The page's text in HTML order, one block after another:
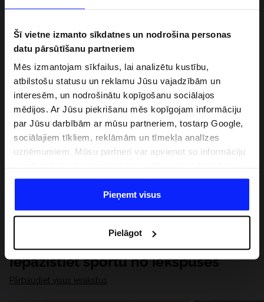
Šī vietne izmanto sīkdatnes un nodrošina personas
datu pārsūtīšanu partneriem
Mēs izmantojam sīkfailus, lai analizētu kustību,
atbilstošu statusu un reklamu Jūsu vajadzībām un
interesēm, un nodrošinātu kopīgošanu sociālajos
mēdijos. Ar Jūsu piekrišanu mēs kopīgojam informāciju
par Jūsu darbībām ar mūsu partneriem, tostarp Google,
sociālajiem tīkliem, reklāmām un tīmekļa analīzes
uzņēmumiem. Mūsu partneri var apvienot so informāciju
datiem, ko viņi iegūst, izmantojot viņu pakalpojumus. Ar
Jūsu atļauju, mēs varam pārsūtīt Jūsu personas datus
saviem partneriem, lai uzlabotu veidu, kadā tiek rādīta
saturu un uzlabotu mūsu partneru piedāvātos risinajumus
( piem. socialos tīklus). Detalizētu informāciju var atrast
mūsu Privātuma politikā un sadaļā "Detaļas".
Pieņemt visus
Pielāgot
Iepazīstiet sportu no iekšpuses
Pārbaudiet visus ierakstus